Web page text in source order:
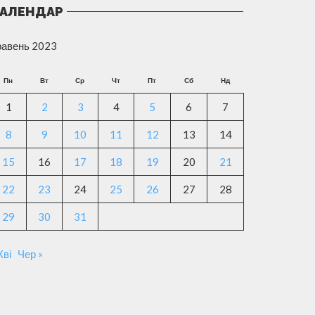
2023
Пн Вт Ср Чт Пт Сб Нд
1 2 3 4 5 6 7
8 9 10 11 12 13 14
15 16 17 18 19 20 21
22 23 24 25 26 27 28
29 30 31
Чер »